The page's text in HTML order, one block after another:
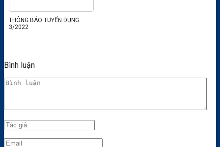
THÔNG BÁO TUYỂN DỤNG
3/2022
Bình luận